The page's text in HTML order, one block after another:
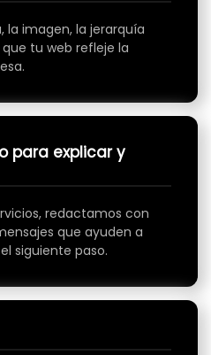
la imagen, la jerarquía
tu web refleje la
para explicar y
redactamos con
que ayuden a
siguiente paso.